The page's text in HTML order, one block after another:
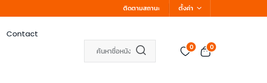
ติดตามสถานะ ตั้งค่า
Contact
0 0